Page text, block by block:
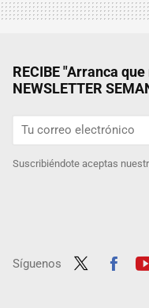
RECIBE "Arranca
NEWSLETTER
Suscribiéndote aceptas
Síguenos